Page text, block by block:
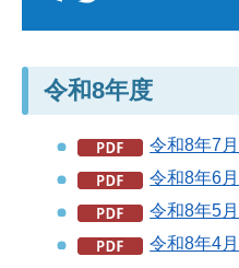
令和8年度
令和8年7
令和8年6
令和8年5
令和8年4